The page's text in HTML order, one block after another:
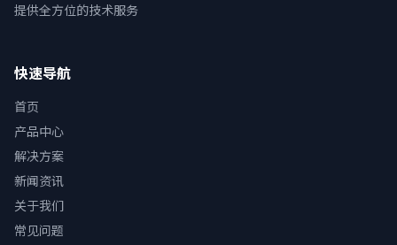
提供全方位的技术服务
快速导航
首页
产品中心
解决方案
新闻资讯
关于我们
常见问题